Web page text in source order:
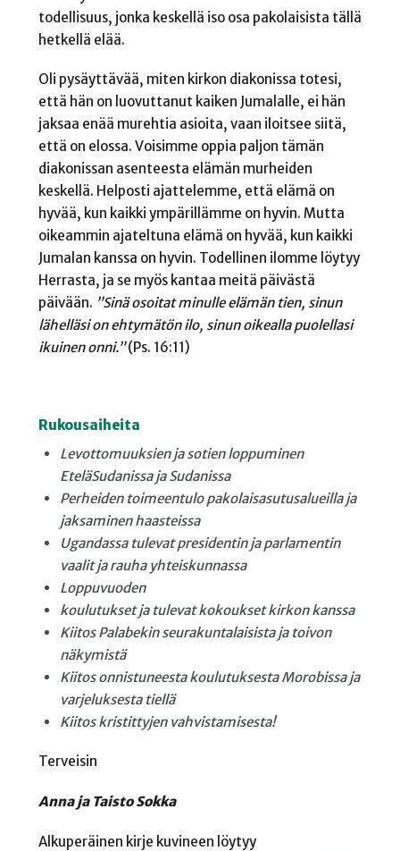
todellisuus, jonka keskellä iso osa pakolaisista tällä
hetkellä elää.
Oli pysäyttävää, miten kirkon diakonissa totesi,
että hän on luovuttanut kaiken Jumalalle, ei hän
jaksaa enää murehtia asioita, vaan iloitsee siitä,
että on elossa. Voisimme oppia paljon tämän
diakonissan asenteesta elämän murheiden
keskellä. Helposti ajattelemme, että elämä on
hyvää, kun kaikki ympärillämme on hyvin. Mutta
oikeammin ajateltuna elämä on hyvää, kun kaikki
Jumalan kanssa on hyvin. Todellinen ilomme löytyy
Herrasta, ja se myös kantaa meitä päivästä
päivään. ”Sinä osoitat minulle elämän tien, sinun
lähelläsi on ehtymätön ilo, sinun oikealla puolellasi
ikuinen onni.”(Ps. 16:11)
Rukousaiheita
Levottomuuksien jasotien loppuminen
EteläSudanissa ja Sudanissa
Perheiden toimeentulopakolaisasutusalueilla ja
jaksaminen haasteissa
Ugandassa tulevat presidentin japarlamentin
vaalit jarauha yhteiskunnassa
Loppuvuoden
koulutukset ja tulevatkokoukset kirkon kanssa
Kiitos Palabekinseurakuntalaisista ja toivon
näkymistä
Kiitos onnistuneestakoulutuksesta Morobissaja
varjeluksesta tiellä
Kiitos kristittyjen vahvistamisesta!
Terveisin
Anna ja Taisto Sokka
Alkuperäinen kirje kuvineen löytyy